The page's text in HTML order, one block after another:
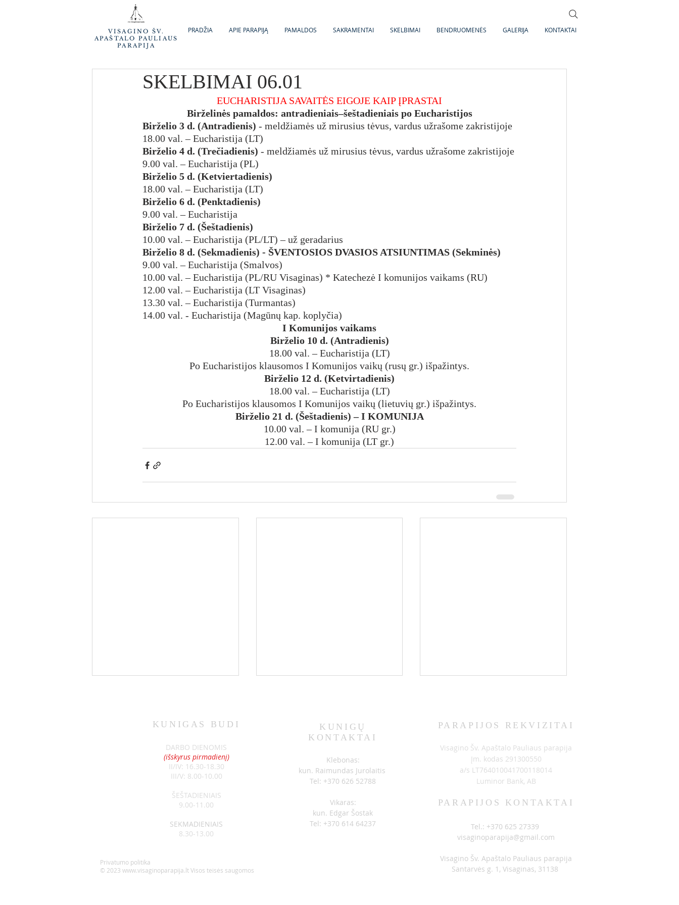
VISAGINO ŠV.
APAŠTALO PAULIAUS
PARAPIJA
PRADŽIA APIE PARAPIJĄ PAMALDOS SAKRAMENTAI SKELBIMAI BENDRUOMENĖS GALERIJA KONTAKTAI
SKELBIMAI 06.01
EUCHARISTIJA SAVAITĖS EIGOJE KAIP ĮPRASTAI
Birželinės pamaldos: antradieniais–šeštadieniais po Eucharistijos
Birželio 3 d. (Antradienis) - meldžiamės už mirusius tėvus, vardus užrašome zakristijoje
18.00 val. – Eucharistija (LT)
Birželio 4 d. (Trečiadienis) - meldžiamės už mirusius tėvus, vardus užrašome zakristijoje
9.00 val. – Eucharistija (PL)
Birželio 5 d. (Ketviertadienis)
18.00 val. – Eucharistija (LT)
Birželio 6 d. (Penktadienis)
9.00 val. – Eucharistija
Birželio 7 d. (Šeštadienis)
10.00 val. – Eucharistija (PL/LT) – už geradarius
Birželio 8 d. (Sekmadienis) - ŠVENTOSIOS DVASIOS ATSIUNTIMAS (Sekminės)
9.00 val. – Eucharistija (Smalvos)
10.00 val. – Eucharistija (PL/RU Visaginas) * Katechezė I komunijos vaikams (RU)
12.00 val. – Eucharistija (LT Visaginas)
13.30 val. – Eucharistija (Turmantas)
14.00 val. - Eucharistija (Magūnų kap. koplyčia)
I Komunijos vaikams
Birželio 10 d. (Antradienis)
18.00 val. – Eucharistija (LT)
Po Eucharistijos klausomos I Komunijos vaikų (rusų gr.) išpažintys.
Birželio 12 d. (Ketvirtadienis)
18.00 val. – Eucharistija (LT)
Po Eucharistijos klausomos I Komunijos vaikų (lietuvių gr.) išpažintys.
Birželio 21 d. (Šeštadienis) – I KOMUNIJA
10.00 val. – I komunija (RU gr.)
12.00 val. – I komunija (LT gr.)
SKELBIMAI 07-12 SKELBIMAI 06-14
KUNIGAS BUDI
DARBO DIENOMIS
(išskyrus pirmadienį)
II/IV: 16.30-18.30
III/V: 8.00-10.00
ŠEŠTADIENIAIS
9.00-11.00
SEKMADIENIAIS
8.30-13.00
KUNIGŲ
KONTAKTAI
Klebonas:
kun. Raimundas Jurolaitis
Tel: +370 626 52788
Vikaras:
kun. Edgar Šostak
Tel: +370 614 64237
Privatumo politika
© 2023 www.visaginoparapija.ltVisos teisės saugomos
PARAPIJOS REKVIZITAI
Visagino Šv. Apaštalo Pauliaus parapija
Įm. kodas 291300550
a/s LT764010041700118014
Luminor Bank, AB
PARAPIJOS KONTAKTAI
Tel.: +370 625 27339
visaginoparapija@gmail.com
Visagino Šv. Apaštalo Pauliaus parapija
Santarvės g. 1, Visaginas, 31138